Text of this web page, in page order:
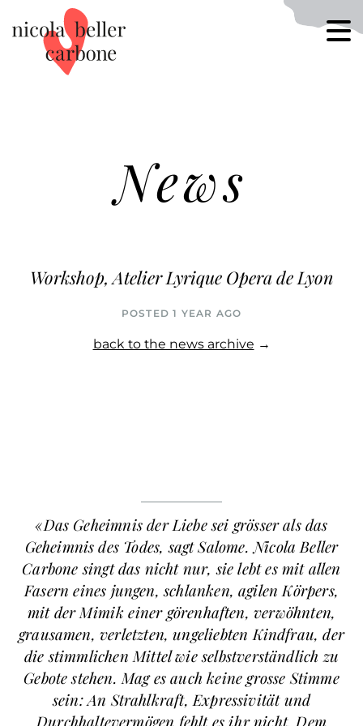
News
Workshop, Atelier Lyrique Opera de Lyon
POSTED 1 YEAR AGO
back to the news archive →
«Das Geheimnis der Liebe sei grösser als das
Geheimnis des Todes, sagt Salome. Nicola Beller
Carbone singt das nicht nur, sie lebt es mit allen
Fasern eines jungen, schlanken, agilen Körpers,
mit der Mimik einer görenhaften, verwöhnten,
grausamen, verletzten, ungeliebten Kindfrau, der
die stimmlichen Mittel wie selbstverständlich zu
Gebote stehen. Mag es auch keine grosse Stimme
sein: An Strahlkraft, Expressivität und
Durchhaltevermögen fehlt es ihr nicht. Dem